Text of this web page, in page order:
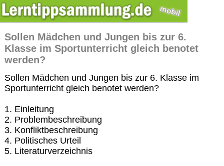
Sollen Mädchen und Jungen bis zur 6.
Klasse im Sportunterricht gleich benotet
werden?
Sollen Mädchen und Jungen bis zur 6. Klasse im
Sportunterricht gleich benotet werden?
1. Einleitung
2. Problembeschreibung
3. Konfliktbeschreibung
4. Politisches Urteil
5. Literaturverzeichnis